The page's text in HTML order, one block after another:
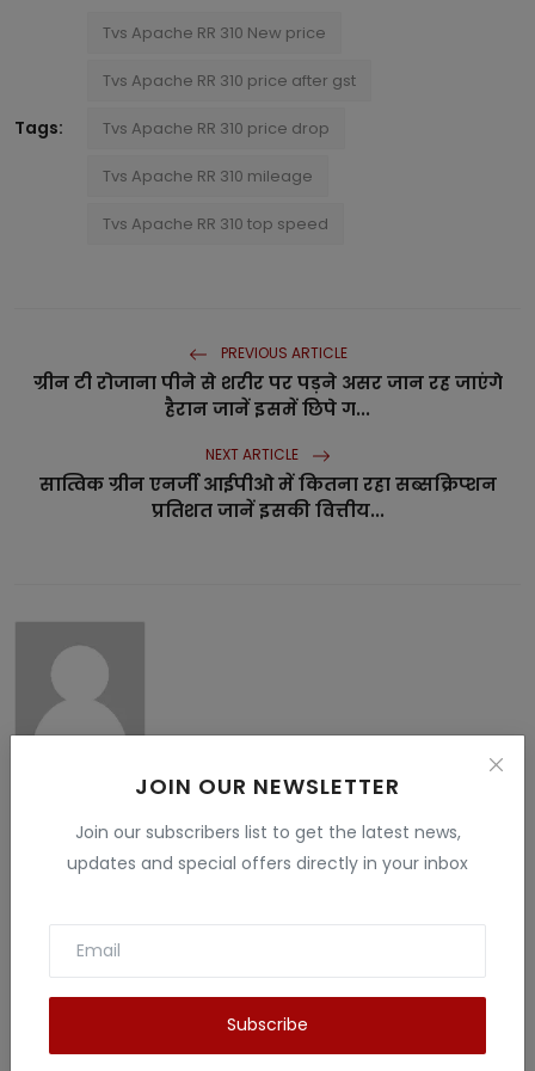
JOIN OUR NEWSLETTER
Join our subscribers list to get the latest news,
updates and special offers directly in your inbox
Subscribe
Tags:
Tvs Apache RR 310 New price
Tvs Apache RR 310 price after gst
Tvs Apache RR 310 price drop
Tvs Apache RR 310 mileage
Tvs Apache RR 310 top speed
PREVIOUS ARTICLE
ग्रीन टी रोजाना पीने से शरीर पर पड़ने असर जान रह जाएंगे
हैरान जानें इसमें छिपे ग...
NEXT ARTICLE
सात्विक ग्रीन एनर्जी आईपीओ में कितना रहा सब्सक्रिप्शन
प्रतिशत जानें इसकी वित्तीय...
B.Sc. , B.ed and M.Sc. I like to give information related to tech
, education , finance , Gaming and many fields . I have more
than 5 years experience in this field.
Related Posts